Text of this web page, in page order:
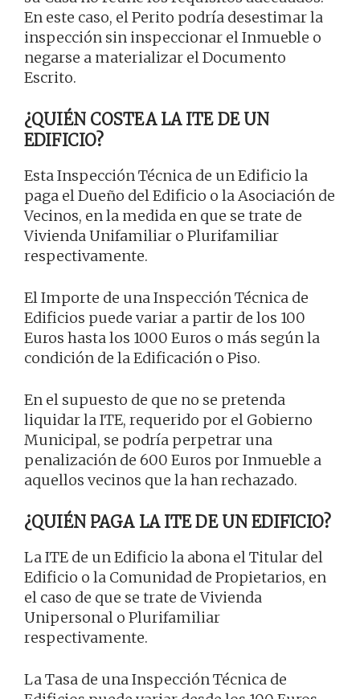
En este caso, el Perito podría desestimar la
inspección sin inspeccionar el Inmueble o
negarse a materializar el Documento
Escrito.
¿QUIÉN COSTEA LA ITE DE UN
EDIFICIO?
Esta Inspección Técnica de un Edificio la
paga el Dueño del Edificio o la Asociación de
Vecinos, en la medida en que se trate de
Vivienda Unifamiliar o Plurifamiliar
respectivamente.
El Importe de una Inspección Técnica de
Edificios puede variar a partir de los 100
Euros hasta los 1000 Euros o más según la
condición de la Edificación o Piso.
En el supuesto de que no se pretenda
liquidar la ITE, requerido por el Gobierno
Municipal, se podría perpetrar una
penalización de 600 Euros por Inmueble a
aquellos vecinos que la han rechazado.
¿QUIÉN PAGA LA ITE DE UN EDIFICIO?
La ITE de un Edificio la abona el Titular del
Edificio o la Comunidad de Propietarios, en
el caso de que se trate de Vivienda
Unipersonal o Plurifamiliar
respectivamente.
La Tasa de una Inspección Técnica de